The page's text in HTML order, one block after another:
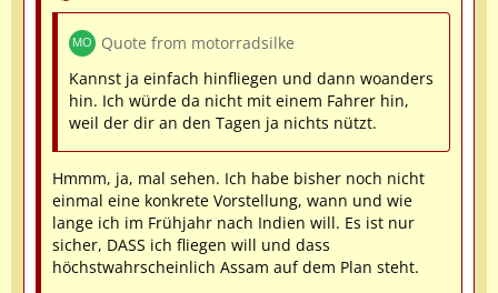
Quote from motorradsilke
Kannst ja einfach hinfliegen und dann woanders
hin. Ich würde da nicht mit einem Fahrer hin,
weil der dir an den Tagen ja nichts nützt.
Hmmm, ja, mal sehen. Ich habe bisher noch nicht
einmal eine konkrete Vorstellung, wann und wie
lange ich im Frühjahr nach Indien will. Es ist nur
sicher, DASS ich fliegen will und dass
höchstwahrscheinlich Assam auf dem Plan steht.